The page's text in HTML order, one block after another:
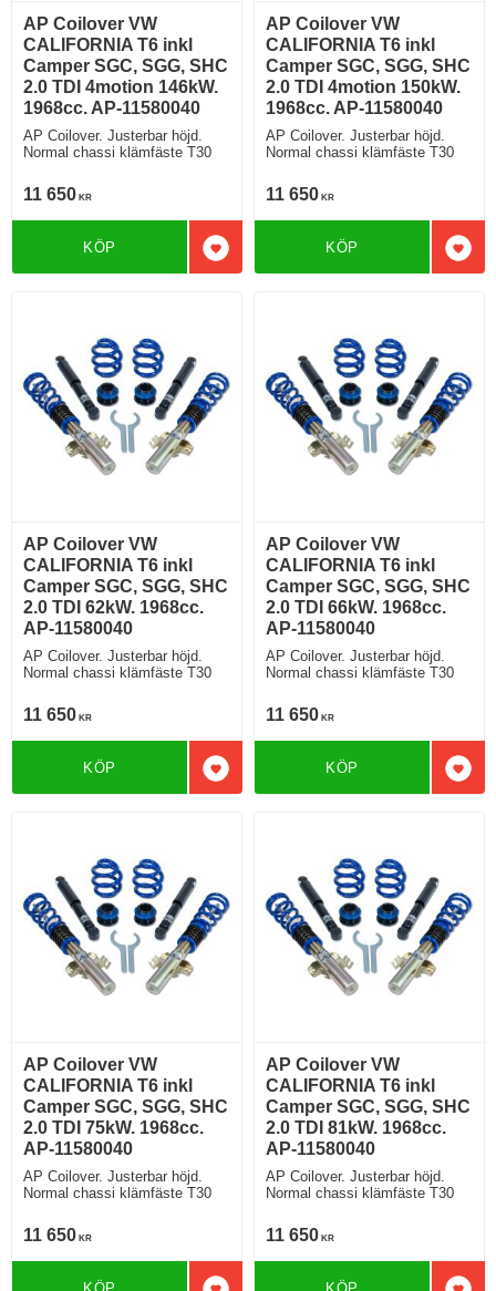
AP Coilover VW
CALIFORNIA T6 inkl
Camper SGC, SGG, SHC
2.0 TDI 4motion 146kW.
1968cc. AP-11580040
AP Coilover. Justerbar höjd.
Normal chassi klämfäste T30
11 650 KR
Lägg till i favoriter
KÖP
AP Coilover VW
CALIFORNIA T6 inkl
Camper SGC, SGG, SHC
2.0 TDI 4motion 150kW.
1968cc. AP-11580040
AP Coilover. Justerbar höjd.
Normal chassi klämfäste T30
11 650 KR
KÖP
AP Coilover VW
CALIFORNIA T6 inkl
Camper SGC, SGG, SHC
2.0 TDI 62kW. 1968cc.
AP-11580040
AP Coilover. Justerbar höjd.
Normal chassi klämfäste T30
11 650 KR
Lägg till i favoriter
KÖP
AP Coilover VW
CALIFORNIA T6 inkl
Camper SGC, SGG, SHC
2.0 TDI 66kW. 1968cc.
AP-11580040
AP Coilover. Justerbar höjd.
Normal chassi klämfäste T30
11 650 KR
KÖP
AP Coilover VW
CALIFORNIA T6 inkl
Camper SGC, SGG, SHC
2.0 TDI 75kW. 1968cc.
AP-11580040
AP Coilover. Justerbar höjd.
Normal chassi klämfäste T30
11 650 KR
AP Coilover VW
CALIFORNIA T6 inkl
Camper SGC, SGG, SHC
2.0 TDI 81kW. 1968cc.
AP-11580040
AP Coilover. Justerbar höjd.
Normal chassi klämfäste T30
11 650 KR